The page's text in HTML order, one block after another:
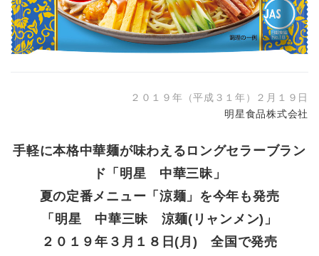
２０１９年（平成３１年）２月１９日
明星食品株式会社
手軽に本格中華麺が味わえるロングセラーブラン
ド「明星 中華三昧」
夏の定番メニュー「涼麺」を今年も発売
「明星 中華三昧 涼麺(リャンメン)」
２０１９年３月１８日(月) 全国で発売